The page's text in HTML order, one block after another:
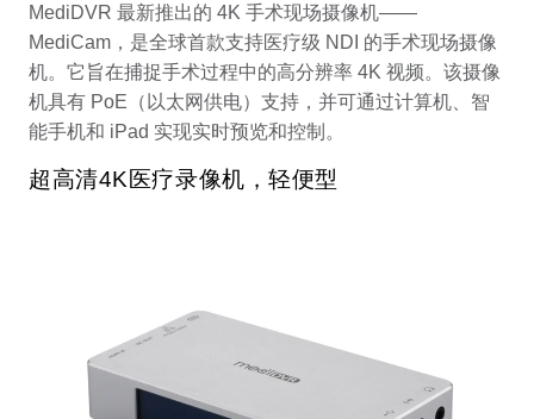
MediDVR 最新推出的 4K 手术现场摄像机——
MediCam，是全球首款支持医疗级 NDI 的手术现场摄像
机。它旨在捕捉手术过程中的高分辨率 4K 视频。该摄像
机具有 PoE（以太网供电）支持，并可通过计算机、智
能手机和 iPad 实现实时预览和控制。
超高清4K医疗录像机，轻便型